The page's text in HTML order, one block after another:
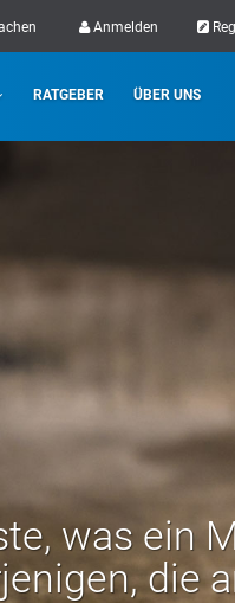
Anmelden
RATGEBER ÜBER UNS
was ein
die